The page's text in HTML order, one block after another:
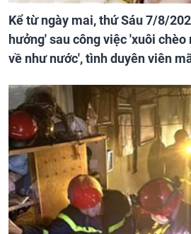
Kể từ ngày mai, thứ Sáu 7/8/
hưởng' sau công việc 'xuôi
về như nước', tình duyên viên